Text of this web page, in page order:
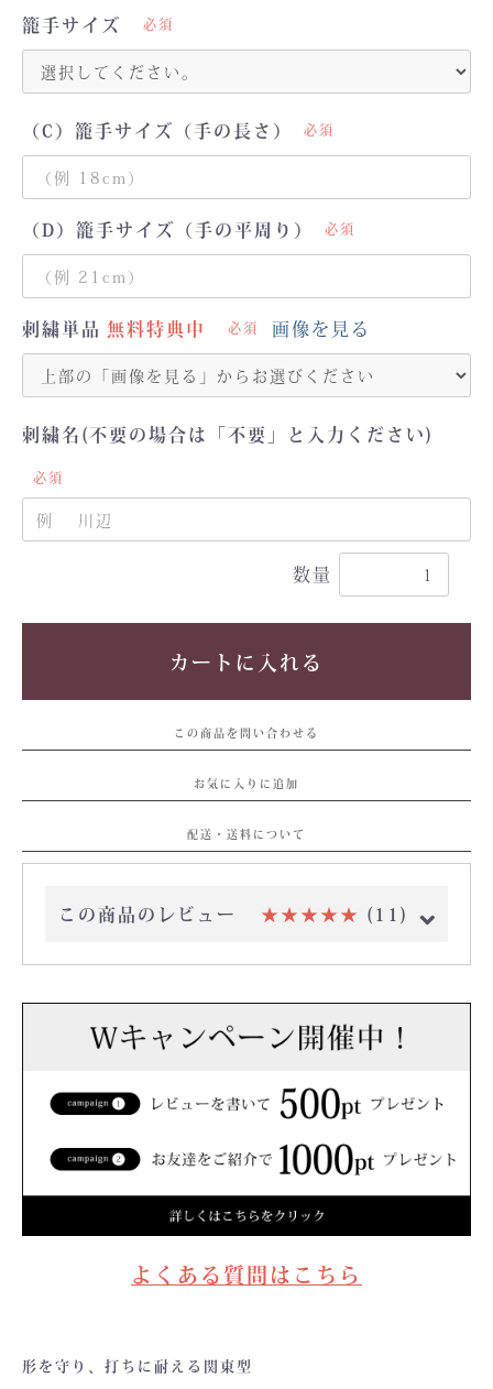
籠手サイズ 必須
（C）籠手サイズ（手の長さ） 必須
（D）籠手サイズ（手の平周り） 必須
刺繍単品 必須 画像を見る
刺繍名(不要の場合は「不要」と入力ください)
必須
数量
カートに入れる
この商品を問い合わせる
お気に入りに追加
配送・送料について
この商品のレビュー ★★★★★ (11)
よくある質問はこちら
形を守り、打ちに耐える関東型